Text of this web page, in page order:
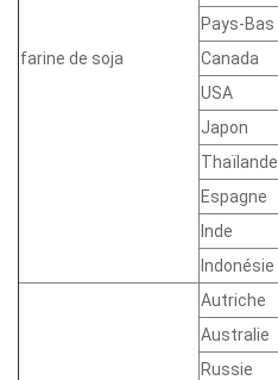
farine de soja
Pays-Bas
Canada
USA
Japon
Thaïlande
Espagne
Inde
Indonésie
Autriche
Australie
Russie